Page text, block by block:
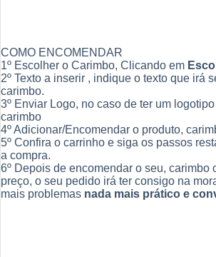
COMO ENCOMENDAR
1º Escolher o Carimbo, Clicando em
2º Texto a inserir , indique o texto que irá
carimbo.
3º Enviar Logo, no caso de ter um
carimbo
4º Adicionar/Encomendar o produto,
5º Confira o carrinho e siga os passos
a compra.
6º Depois de encomendar o seu, carimbo
preço, o seu pedido irá ter consigo na
mais problemas nada mais prático e